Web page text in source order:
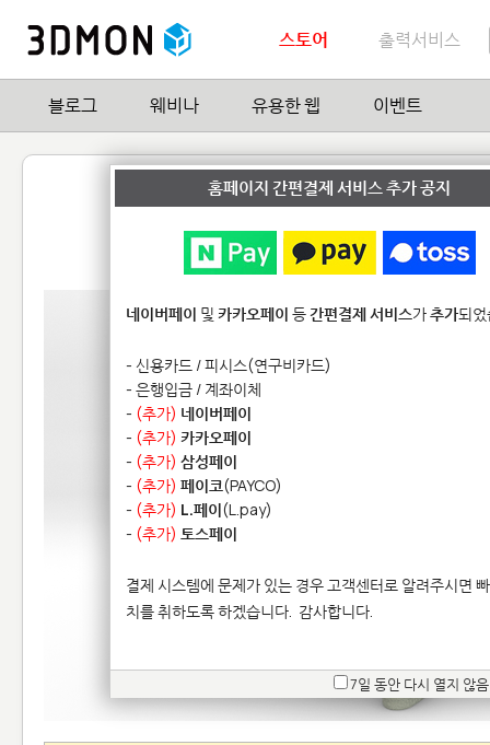
스토어 출력서비스
블로그 웨비나 유용한 웹 이벤트
Splat Tim
KamiWasa 0| Hit16,832
홈페이지 간편결제 서비스 추가 공지
네이버페이 및 카카오페이 등간편결제 서비스가추가되
- 신용카드 / 피시스(연구비카드)
- 은행입금 / 계좌이체
- (추가) 네이버페이
- (추가) 카카오페이
- (추가) 삼성페이
- (추가) 페이코(PAYCO)
- (추가) L.페이(L.pay)
- (추가) 토스페이
결제 시스템에 문제가 있는 경우 고객센터로 알려주시면
치를 취하도록 하겠습니다. 감사합니다.
7일 동안 다시 열지 않음